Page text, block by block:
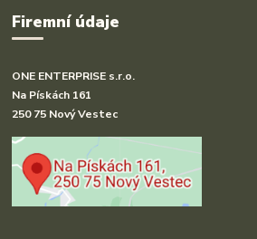
Firemní údaje
ONE ENTERPRISE s.r.o.
Na Pískách 161
250 75 Nový Vestec